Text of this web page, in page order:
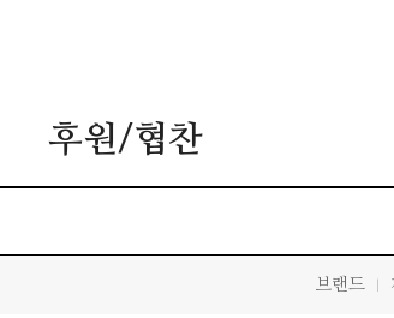
후원/협찬
브랜드